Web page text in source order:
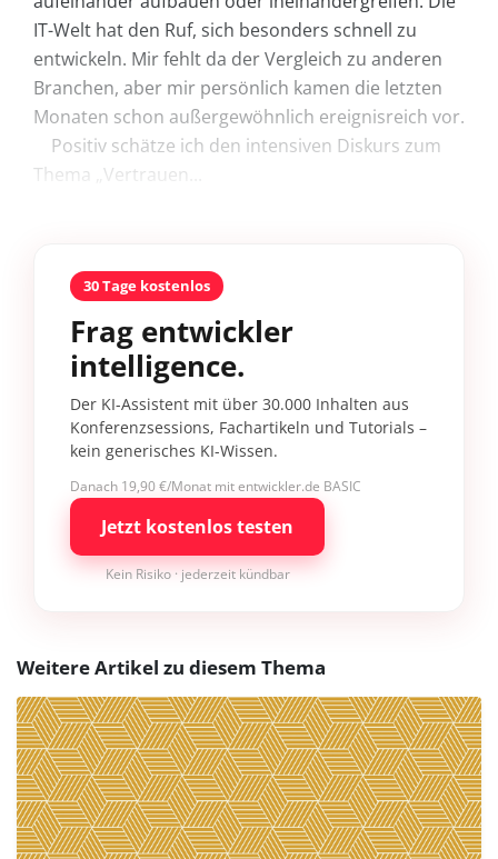
IT-Welt hat den Ruf, sich besonders schnell zu
entwickeln. Mir fehlt da der Vergleich zu anderen
Branchen, aber mir persönlich kamen die letzten
Monaten schon außergewöhnlich ereignisreich vor.
Positiv schätze ich den intensiven Diskurs zum
Thema „Vertrauen...
30 Tage kostenlos
Frag entwickler
intelligence.
Der KI-Assistent mit über 30.000 Inhalten aus
Konferenzsessions, Fachartikeln und Tutorials –
kein generisches KI-Wissen.
Danach 19,90 €/Monat mit entwickler.de BASIC
Jetzt kostenlos testen
Kein Risiko · jederzeit kündbar
Weitere Artikel zu diesem Thema